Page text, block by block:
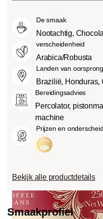
light roasts, met een
smaak en volle body.
Dark roast (French-/
Chocoladezoete body
geroosterde smaken en
een lage zuurgraad.
soort boon, de hoogte van
herkomst en vooral het
De smaak
Nootachtig,
verscheidenheid
Arabica/Robusta
Landen van oorsprong
Brazilië, Honduras,
Bereidingsadvies
Percolator,
machine
Prijzen en
Bekijk alle productdetails
Smaakprofiel